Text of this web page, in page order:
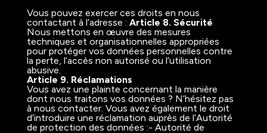
Vous pouvez exercer ces droits en nous
contactant à l’adresse : Article 8. Sécurité
Nous mettons en œuvre des mesures
techniques et organisationnelles appropriées
pour protéger vos données personnelles contre
la perte, l’accès non autorisé ou l’utilisation
abusive.
Article 9. Réclamations
Vous avez une plainte concernant la manière
dont nous traitons vos données ? N’hésitez pas
à nous contacter. Vous avez également le droit
d’introduire une réclamation auprès de l’Autorité
de protection des données :- Autorité de